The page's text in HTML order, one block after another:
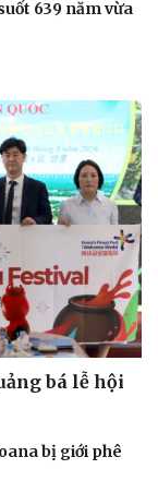
639 năm vừa
bá lễ hội
bị giới phê